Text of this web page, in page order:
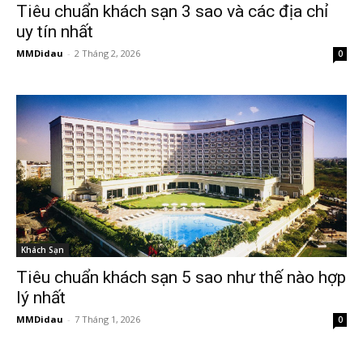
Tiêu chuẩn khách sạn 3 sao và các địa chỉ
uy tín nhất
MMDidau - 2 Tháng 2, 2026 0
Khách Sạn
Tiêu chuẩn khách sạn 5 sao như thế nào hợp
lý nhất
MMDidau - 7 Tháng 1, 2026 0